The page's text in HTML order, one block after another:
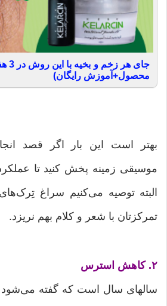
محصول+آموزش رایگان)
بهتر است این بار اگر قصد
موسیقی زمینه پخش کنید تا
البته توصیه می‌کنیم سراغ
تمرکزتان با شعر و کلام بهم نریزد.
۲. کاهش استرس
سالهای سال است که گفته می‌شود